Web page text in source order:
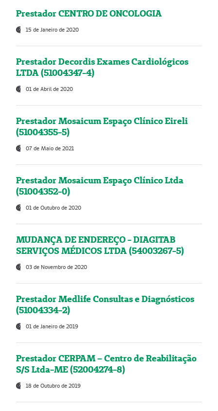
Prestador CENTRO DE ONCOLOGIA
15 de Janeiro de 2020
Prestador Decordis Exames Cardiológicos
LTDA (51004347-4)
01 de Abril de 2020
Prestador Mosaicum Espaço Clínico Eireli
(51004355-5)
07 de Maio de 2021
Prestador Mosaicum Espaço Clínico Ltda
(51004352-0)
01 de Outubro de 2020
MUDANÇA DE ENDEREÇO - DIAGITAB
SERVIÇOS MÉDICOS LTDA (54003267-5)
03 de Novembro de 2020
Prestador Medlife Consultas e Diagnósticos
(51004334-2)
01 de Janeiro de 2019
Prestador CERPAM – Centro de Reabilitação
S/S Ltda-ME (52004274-8)
18 de Outubro de 2019